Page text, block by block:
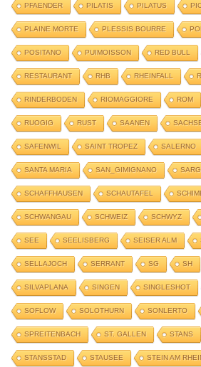
PFAENDER PILATIS PILATUS
PLAINE MORTE PLESSIS BOURRE
POSITANO PUIMOISSON RED BULL
RESTAURANT RHB RHEINFALL
RINDERBODEN RIOMAGGIORE ROM
RUOGIG RUST SAANEN
SAFENWIL SAINT TROPEZ SALERNO
SANTA MARIA SAN_GIMIGNANO
SCHAFFHAUSEN SCHAUTAFEL
SCHWANGAU SCHWEIZ SCHWYZ
SEE SEELISBERG SEISER ALM
SELLAJOCH SERRANT SG SH
SILVAPLANA SINGEN SINGLESHOT
SOFLOW SOLOTHURN SONLERTO
SPREITENBACH ST. GALLEN STANS
STANSSTAD STAUSEE STEIN AM